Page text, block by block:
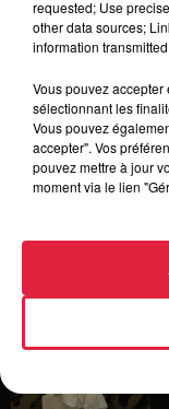
6
6
requested; Use
other data sources;
information
Vous pouvez accepter
sélectionnant les
Vous pouvez
accepter". Vos
pouvez mettre à jour
moment via le lien